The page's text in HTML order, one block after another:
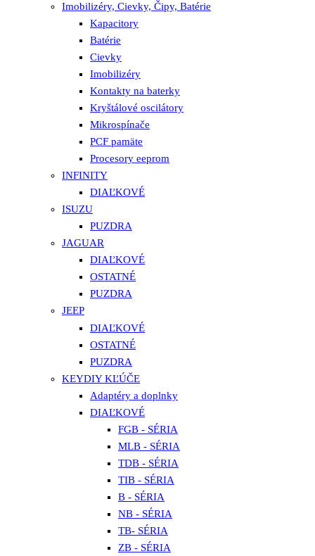
Imobilizéry, Cievky, Čipy, Batérie
Kapacitory
Batérie
Cievky
Imobilizéry
Kontakty na baterky
Kryštálové oscilátory
Mikrospínače
PCF pamäte
Procesory eeprom
INFINITY
DIAĽKOVÉ
ISUZU
PUZDRA
JAGUAR
DIAĽKOVÉ
OSTATNÉ
PUZDRA
JEEP
DIAĽKOVÉ
OSTATNÉ
PUZDRA
KEYDIY KĽÚČE
Adaptéry a doplnky
DIAĽKOVÉ
FGB - SÉRIA
MLB - SÉRIA
TDB - SÉRIA
TIB - SÉRIA
B - SÉRIA
NB - SÉRIA
TB- SÉRIA
ZB - SÉRIA